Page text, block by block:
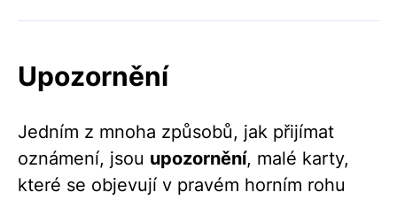
Upozornění
Jedním z mnoha způsobů, jak přijímat
oznámení, jsou upozornění, malé karty,
které se objevují v pravém horním rohu